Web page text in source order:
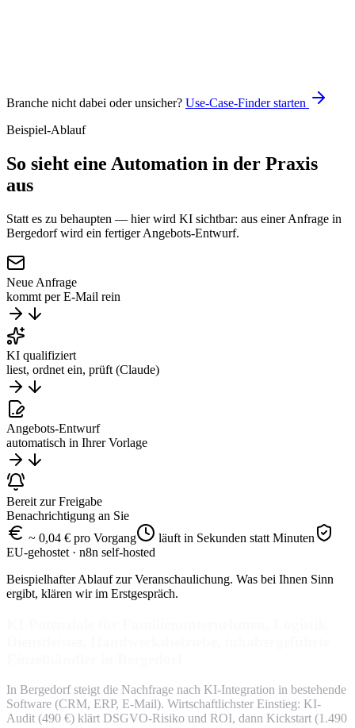
Branche nicht dabei oder unsicher? Use-Case-Finder starten
Beispiel-Ablauf
So sieht eine Automation in der Praxis
aus
Statt es zu behaupten — hier wird KI sichtbar: aus einer Anfrage in
Bergedorf wird ein fertiger Angebots-Entwurf.
Neue Anfrage
kommt per E-Mail rein
KI qualifiziert
liest, ordnet ein, prüft (Claude)
Angebots-Entwurf
automatisch in Ihrer Vorlage
Bereit zur Freigabe
Benachrichtigung an Sie
~ 0,04 € pro Vorgang
läuft in Sekunden statt Minuten
EU-gehostet · n8n self-hosted
Beispielhafter Ablauf zur Veranschaulichung. Was bei Ihnen Sinn
ergibt, klären wir im Erstgespräch.
In Bergedorf steigt die Nachfrage nach KI-Integration in bestehende
Software (CRM, ERP, E-Mail). Wirtschaftlichster Einstieg: KI-
Audit (490 €) klärt DSGVO-Risiko und ROI, dann Kickstart (1.490